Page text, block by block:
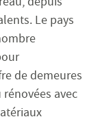
Le pays
de demeures
avec